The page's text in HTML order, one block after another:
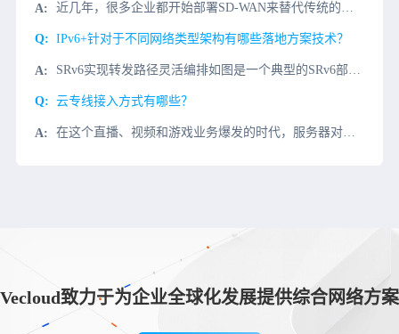
近几年，很多企业都开始部署SD-WAN来替代传统的专线解决方案。SD-WAN可以充分利用现有网络资源，通过精细化的业务QoS保障，提供高效、成本适中、安全稳定的类专线业务服务。传统专线方案成本居高不下
IPv6+针对于不同网络类型架构有哪些落地方案技术？
SRv6实现转发路径灵活编排如图是一个典型的SRv6部署案例，某运营商为客户提供网络安全服务。为防止DDoS攻击，访问数据中心的流量要到DDoS清洗中心进行流量清洗，清洗流量要经过骨干网。该运营商有两
云专线接入方式有哪些？
在这个直播、视频和游戏业务爆发的时代，服务器对带宽的需求越来越大。许多创业公司和团队也需要租用大带宽服务器来支持他们的业务发展。特别是视频网站、游戏网站、下载网站、音乐网站等。这需要大量的网络，使用大
Vecloud致力于为企业全球化发展提供综合网络方案